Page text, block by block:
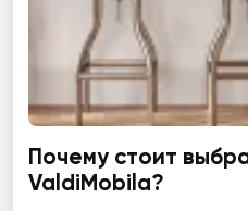
Почему стоит
ValdiMobila?